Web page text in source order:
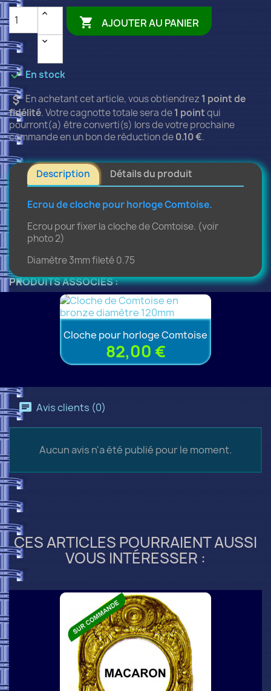
 AJOUTER AU PANIER
En stock
attach_moneyEn achetant cet article, vous obtiendrez1point de
fidélité. Votre cagnotte totale sera de1pointqui
pourront(a) être converti(s) lors de votre prochaine
commande en un bon de réduction de0.10 €.
Description Détails du produit
Ecrou de cloche pour horloge Comtoise.
Ecrou pour fixer la cloche de Comtoise. (voir
photo 2)
Diamètre 3mm fileté 0.75
PRODUITS ASSOCIÉS :
Cloche pour horloge Comtoise
82,00 €
Avis clients (0)
Aucun avis n'a été publié pour le moment.
CES ARTICLES POURRAIENT AUSSI
VOUS INTÉRESSER :